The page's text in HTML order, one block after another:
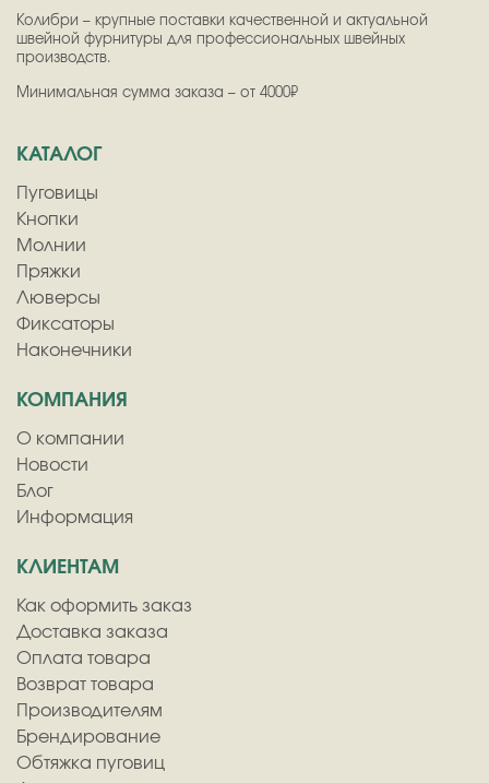
Колибри – крупные поставки качественной и актуальной
швейной фурнитуры для профессиональных швейных
производств.
Минимальная сумма заказа – от 4000₽
КАТАЛОГ
Пуговицы
Кнопки
Молнии
Пряжки
Люверсы
Фиксаторы
Наконечники
КОМПАНИЯ
О компании
Новости
Блог
Информация
КЛИЕНТАМ
Как оформить заказ
Доставка заказа
Оплата товара
Возврат товара
Производителям
Брендирование
Обтяжка пуговиц